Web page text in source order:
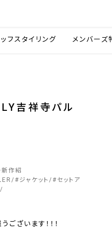
フスタイリング メンバーズ
吉祥寺パル
作紹
#ジャケット #セットア
ざいます！！！